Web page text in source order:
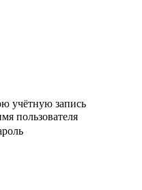
учётную запись
пользователя